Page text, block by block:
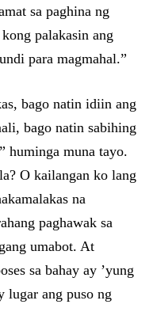
sa paghina ng
palakasin ang
para magmahal.”
bago natin idiin ang
bago natin sabihing
huminga muna tayo.
O kailangan ko lang
na
paghawak sa
umabot. At
sa bahay ay ’yung
ang puso ng